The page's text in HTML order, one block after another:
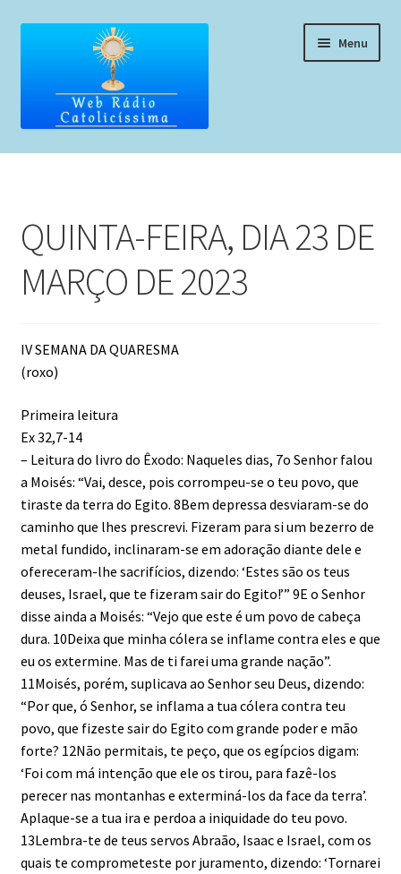
conteúdo
Menu
Home
Liturgia Diária
Horários de missas
Pedidos de oração, testemunho ou música
QUINTA-FEIRA, DIA 23 DE
MARÇO DE 2023
IV SEMANA DA QUARESMA
(roxo)
Primeira leitura
Ex 32,7-14
– Leitura do livro do Êxodo: Naqueles dias, 7o Senhor falou
a Moisés: “Vai, desce, pois corrompeu-se o teu povo, que
tiraste da terra do Egito. 8Bem depressa desviaram-se do
caminho que lhes prescrevi. Fizeram para si um bezerro de
metal fundido, inclinaram-se em adoração diante dele e
ofereceram-lhe sacrifícios, dizendo: ‘Estes são os teus
deuses, Israel, que te fizeram sair do Egito!’” 9E o Senhor
disse ainda a Moisés: “Vejo que este é um povo de cabeça
dura. 10Deixa que minha cólera se inflame contra eles e que
eu os extermine. Mas de ti farei uma grande nação”.
11Moisés, porém, suplicava ao Senhor seu Deus, dizendo:
“Por que, ó Senhor, se inflama a tua cólera contra teu
povo, que fizeste sair do Egito com grande poder e mão
forte? 12Não permitais, te peço, que os egípcios digam:
‘Foi com má intenção que ele os tirou, para fazê-los
perecer nas montanhas e exterminá-los da face da terra’.
Aplaque-se a tua ira e perdoa a iniquidade do teu povo.
13Lembra-te de teus servos Abraão, Isaac e Israel, com os
quais te comprometeste por juramento, dizendo: ‘Tornarei